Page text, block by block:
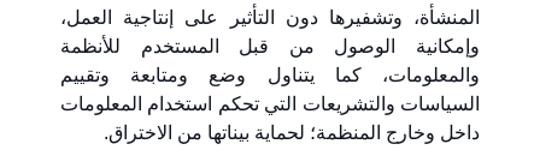
المنشأة، وتشفيرها دون التأثير على إنتاجية العمل،
وإمكانية الوصول من قبل المستخدم للأنظمة
والمعلومات، كما يتناول وضع ومتابعة وتقييم
السياسات والتشريعات التي تحكم استخدام المعلومات
داخل وخارج المنظمة؛ لحماية بيناتها من الاختراق.